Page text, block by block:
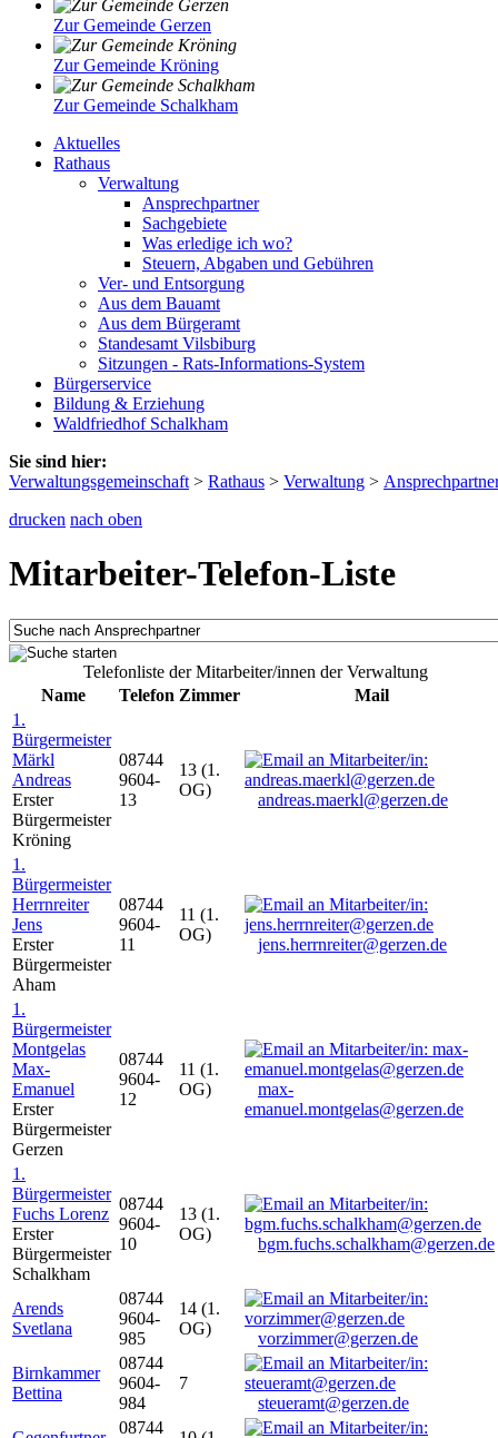
Zur Gemeinde Gerzen
Zur Gemeinde Kröning
Zur Gemeinde Schalkham
Aktuelles
Rathaus
Verwaltung
Ansprechpartner
Sachgebiete
Was erledige ich wo?
Steuern, Abgaben und Gebühren
Ver- und Entsorgung
Aus dem Bauamt
Aus dem Bürgeramt
Standesamt Vilsbiburg
Sitzungen - Rats-Informations-System
Bürgerservice
Bildung & Erziehung
Waldfriedhof Schalkham
Sie sind hier:
Verwaltungsgemeinschaft > Rathaus > Verwaltung >
drucken nach oben
Mitarbeiter-Telefon-Liste
Telefonliste der Mitarbeiter/innen der Verwaltung
Name
Telefon Zimmer
Mail
1.
Bürgermeister
Märkl
Andreas
Erster
Bürgermeister
Kröning
08744
9604-
13
13 (1.
OG)
andreas.maerkl@gerzen.de
1.
Bürgermeister
Herrnreiter
Jens
Erster
Bürgermeister
Aham
08744
9604-
11
11 (1.
OG)
jens.herrnreiter@gerzen.de
1.
Bürgermeister
Montgelas
Max-
Emanuel
Erster
Bürgermeister
Gerzen
08744
9604-
12
11 (1.
OG)
max-
emanuel.montgelas@gerzen.de
1.
Bürgermeister
Fuchs Lorenz
Erster
Bürgermeister
Schalkham
08744
9604-
10
13 (1.
OG)
bgm.fuchs.schalkham@gerzen.de
Arends
Svetlana
08744
9604-
985
14 (1.
OG)
vorzimmer@gerzen.de
Birnkammer
Bettina
08744
9604-
984
7
steueramt@gerzen.de
08744